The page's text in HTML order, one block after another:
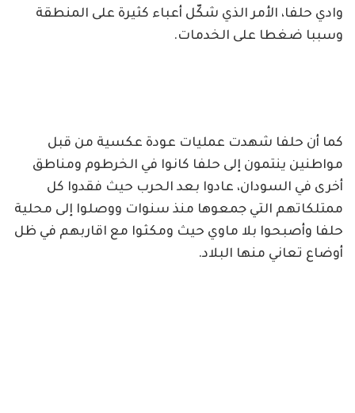
وادي حلفا، الأمر الذي شكّل أعباء كثيرة على المنطقة
وسببا ضغطا على الخدمات.
كما أن حلفا شهدت عمليات عودة عكسية من قبل
مواطنين ينتمون إلى حلفا كانوا في الخرطوم ومناطق
أخرى في السودان، عادوا بعد الحرب حيث فقدوا كل
ممتلكاتهم التي جمعوها منذ سنوات ووصلوا إلى محلية
حلفا وأصبحوا بلا ماوي حيث ومكثوا مع اقاربهم في ظل
أوضاع تعاني منها البلاد.